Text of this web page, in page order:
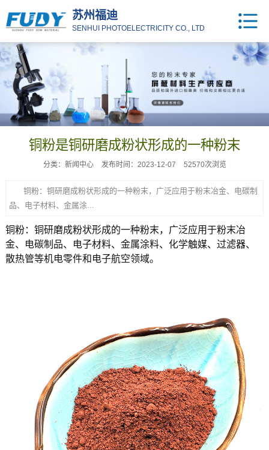
苏州福迪
SENHUI PHOTOELECTRICITY CO., LTD
铜粉是铜研磨成粉状形成的一种粉末
分类：新闻中心 发布时间：2023-12-07 52570次浏览
铜粉：铜研磨成粉状形成的一种粉末，广泛应用于粉末冶金、电碳制
品、电子材料、金属涂...
铜粉：铜研磨成粉状形成的一种粉末，广泛应用于粉末冶
金、电碳制品、电子材料、金属涂料、化学触媒、过滤器、
散热管等机电零件和电子航空领域。